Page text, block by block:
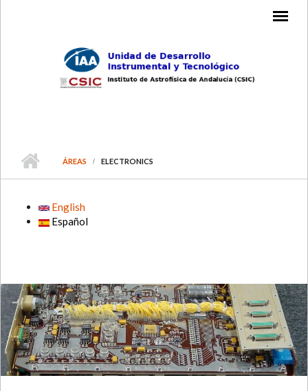
ÁREAS ELECTRONICS
English
Español